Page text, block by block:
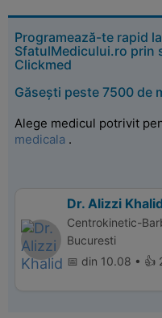
Programează-te rapid
SfatulMedicului.ro prin
Clickmed
Găsești peste 7500 de
Alege medicul potrivit
medicala .
Dr. Alizzi Khalid
Centrokinetic-
Bucuresti
📅 din 10.08 • 👍